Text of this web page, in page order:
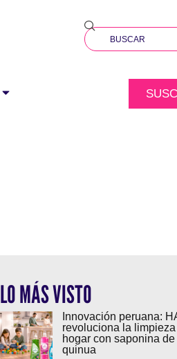
LO MÁS VISTO
Innovación peruana:
revoluciona la limpieza
hogar con saponina de
quinua